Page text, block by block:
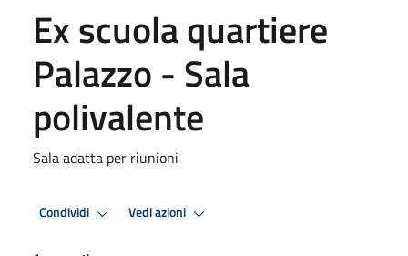
Ex scuola quartiere
Palazzo - Sala
polivalente
Sala adatta per riunioni
Condividi Vedi azioni